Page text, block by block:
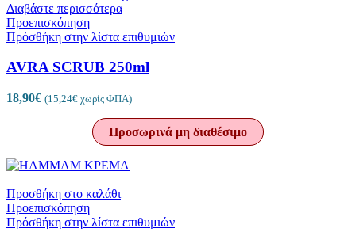
Διαβάστε περισσότερα
Προεπισκόπηση
Πρόσθήκη στην λίστα επιθυμιών
AVRA SCRUB 250ml
18,90€ (15,24€ χωρίς ΦΠΑ)
Προσωρινά μη διαθέσιμο
Προσθήκη στο καλάθι
Προεπισκόπηση
Πρόσθήκη στην λίστα επιθυμιών